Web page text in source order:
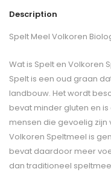
Description
Spelt Meel Volkoren
Wat is Spelt en Volkoren
Spelt is een oud graan
landbouw. Het wordt
bevat minder gluten en
mensen die gevoelig zijn
Volkoren Speltmeel is
bevat daardoor meer
dan traditioneel